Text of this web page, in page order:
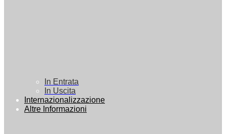
In Entrata
In Uscita
Internazionalizzazione
Altre Informazioni